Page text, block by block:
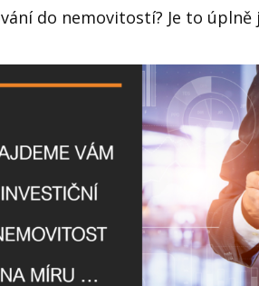
do nemovitostí? Je to úplně